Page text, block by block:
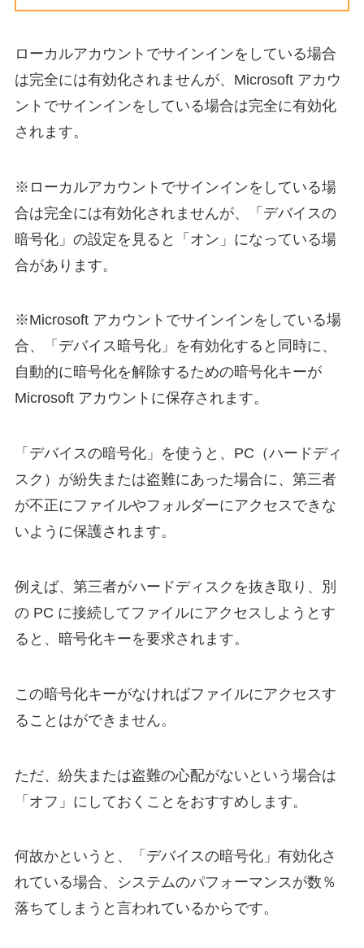
ローカルアカウントでサインインをしている場合
は完全には有効化されませんが、Microsoft アカウ
ントでサインインをしている場合は完全に有効化
されます。
※ローカルアカウントでサインインをしている場
合は完全には有効化されませんが、「デバイスの
暗号化」の設定を見ると「オン」になっている場
合があります。
※Microsoft アカウントでサインインをしている場
合、「デバイス暗号化」を有効化すると同時に、
自動的に暗号化を解除するための暗号化キーが
Microsoft アカウントに保存されます。
「デバイスの暗号化」を使うと、PC（ハードディ
スク）が紛失または盗難にあった場合に、第三者
が不正にファイルやフォルダーにアクセスできな
いように保護されます。
例えば、第三者がハードディスクを抜き取り、別
の PC に接続してファイルにアクセスしようとす
ると、暗号化キーを要求されます。
この暗号化キーがなければファイルにアクセスす
ることはができません。
ただ、紛失または盗難の心配がないという場合は
「オフ」にしておくことをおすすめします。
何故かというと、「デバイスの暗号化」有効化さ
れている場合、システムのパフォーマンスが数％
落ちてしまうと言われているからです。